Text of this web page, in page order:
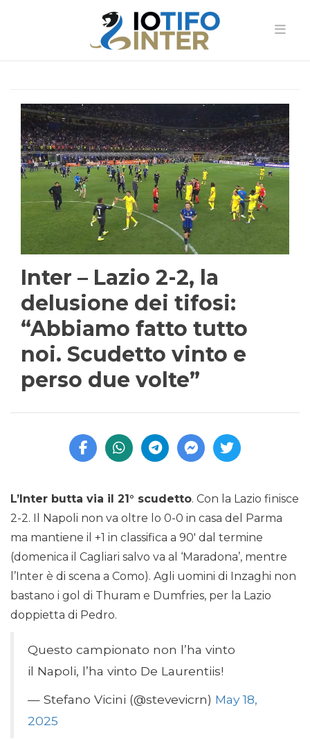
Inter – Lazio 2-2, la
delusione dei tifosi:
“Abbiamo fatto tutto
noi. Scudetto vinto e
perso due volte”
L’Inter butta via il 21° scudetto. Con la Lazio finisce
2-2. Il Napoli non va oltre lo 0-0 in casa del Parma
ma mantiene il +1 in classifica a 90′ dal termine
(domenica il Cagliari salvo va al ‘Maradona’, mentre
l’Inter è di scena a Como). Agli uomini di Inzaghi non
bastano i gol di Thuram e Dumfries, per la Lazio
doppietta di Pedro.
Questo campionato non l’ha vinto
il Napoli, l’ha vinto De Laurentiis!
— Stefano Vicini (@stevevicrn) May 18,
2025